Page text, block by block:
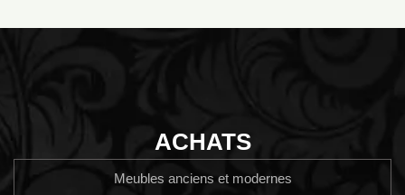
ACHATS
Meubles anciens et modernes